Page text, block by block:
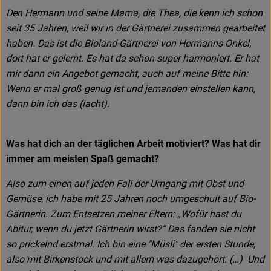
Den Hermann und seine Mama, die Thea, die kenn ich schon
seit 35 Jahren, weil wir in der Gärtnerei zusammen gearbeitet
haben. Das ist die Bioland-Gärtnerei von Hermanns Onkel,
dort hat er gelernt. Es hat da schon super harmoniert. Er hat
mir dann ein Angebot gemacht, auch auf meine Bitte hin:
Wenn er mal groß genug ist und jemanden einstellen kann,
dann bin ich das (lacht).
Was hat dich an der täglichen Arbeit motiviert? Was hat dir
immer am meisten Spaß gemacht?
Also zum einen auf jeden Fall der Umgang mit Obst und
Gemüse, ich habe mit 25 Jahren noch umgeschult auf Bio-
Gärtnerin. Zum Entsetzen meiner Eltern: „Wofür hast du
Abitur, wenn du jetzt Gärtnerin wirst?“ Das fanden sie nicht
so prickelnd erstmal. Ich bin eine "Müsli" der ersten Stunde,
also mit Birkenstock und mit allem was dazugehört. (…) Und